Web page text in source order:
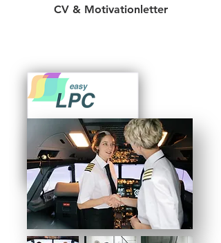
CV & Motivationletter